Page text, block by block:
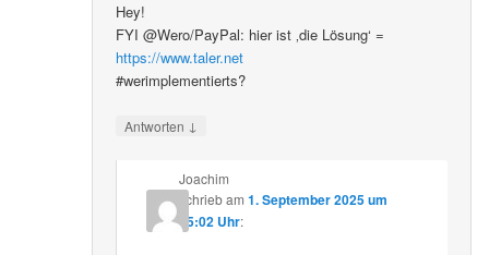
Hey!
FYI @Wero/PayPal: hier ist ‚die Lösung‘ =
https://www.taler.net
#werimplementierts?
Antworten ↓
Joachim
schriebam 1. September 2025 um
15:02 Uhr: